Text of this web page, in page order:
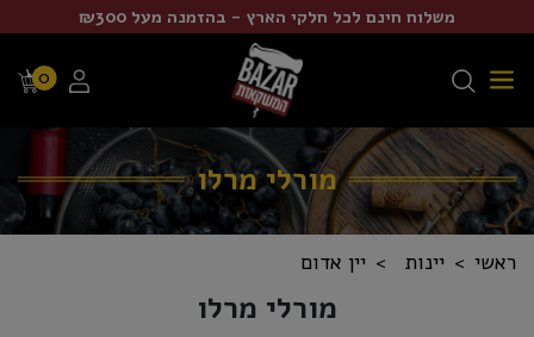
משלוח חינם לכל חלקי הארץ - בהזמנה מעל ₪300
0
מורלי מרלו
ראשי יינות יין אדום
מורלי מרלו